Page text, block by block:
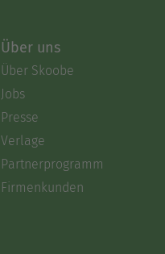
Über uns
Über Skoobe
Jobs
Presse
Verlage
Partnerprogramm
Firmenkunden